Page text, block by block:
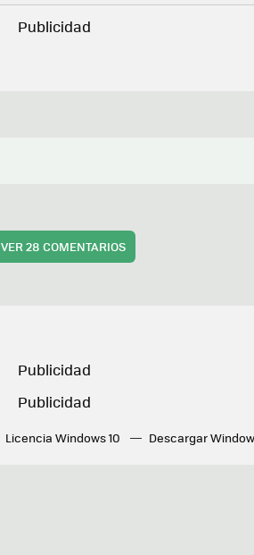
VER28 COMENTARIOS
Licencia Windows 10
Descargar